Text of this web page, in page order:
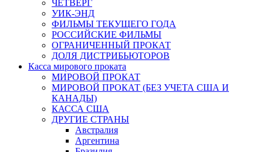
ЧЕТВЕРГ
УИК-ЭНД
ФИЛЬМЫ ТЕКУЩЕГО ГОДА
РОССИЙСКИЕ ФИЛЬМЫ
ОГРАНИЧЕННЫЙ ПРОКАТ
ДОЛЯ ДИСТРИБЬЮТОРОВ
Касса мирового проката
МИРОВОЙ ПРОКАТ
МИРОВОЙ ПРОКАТ (БЕЗ УЧЕТА США И
КАНАДЫ)
КАССА США
ДРУГИЕ СТРАНЫ
Австралия
Аргентина